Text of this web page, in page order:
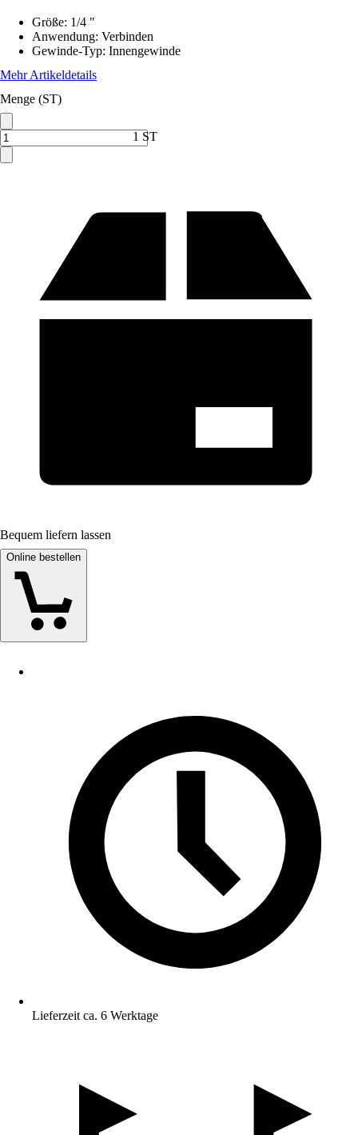
Größe: 1/4 "
Anwendung: Verbinden
Gewinde-Typ: Innengewinde
Mehr Artikeldetails
Menge (ST)
1 ST
Bequem liefern lassen
Online bestellen
Lieferzeit ca. 6 Werktage